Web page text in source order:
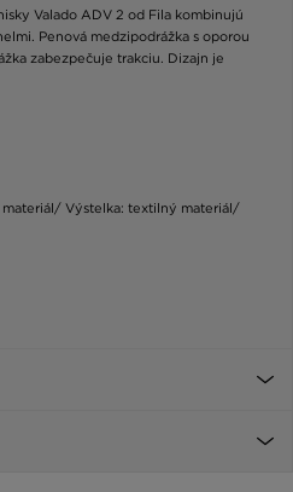
Valado ADV 2 od Fila kombinujú
Penová medzipodrážka s oporou
zabezpečuje trakciu. Dizajn je
Výstelka: textilný materiál/